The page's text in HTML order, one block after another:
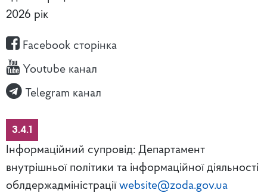
2026 рік
Facebook сторінка
Youtube канал
Telegram канал
3.4.1
Інформаційний супровід: Департамент
внутрішньої політики та інформаційної діяльності
облдержадміністрації website@zoda.gov.ua